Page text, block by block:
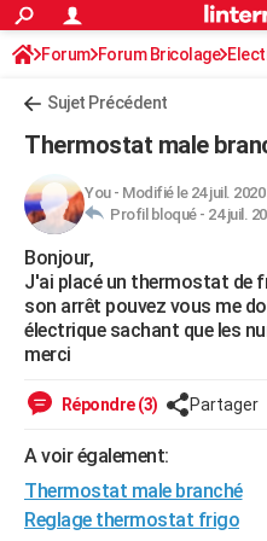
ACTUALITÉS
Politique
Société
Faits Divers
Education
Monde
Villes
+
Retraite
Impôts
Epargne
Immobilier
Risques naturels par ville
Banque
Assurance
Crédit
AUTO
Essais
Réserver un essai
Citadines
Berlines
SUV
Forum auto
+HIGH-TECH
Mobiles
Meilleur smartphone
Internet
Ordinateurs
Jeux vidéo
Guide high-tech
+BRICOLAGE
Forum
Aménagement intérieur
Extérieur
Cuisine
Salle de bains
Jardinage
Rangement
Guides de France
Escapades
Patrimoine
Expositions
Musées
Week-end nature
Art de vivre
Bien-être
Loisirs
Mode
Modes de vie
Alimentation
Guide de la santé
Maladies
Médicaments
Sommeil
VOYAGE
Forum Forum Bricolage
Sujet Précédent
Thermostat male
You- Modifié le 24 juil. 2020
Profil bloqué - 24 juil.
Bonjour,
J'ai placé un thermostat de
son arrêt pouvez vous me
électrique sachant que les
merci
Répondre (3) Partager
A voir également:
Thermostat male branché
Reglage thermostat frigo